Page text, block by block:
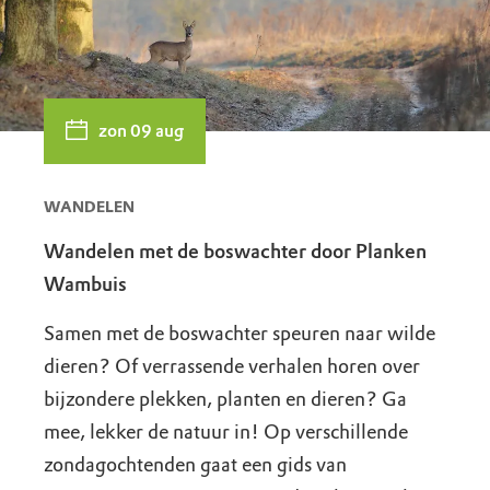
zon 09 aug
WANDELEN
Wandelen met de boswachter door Planken
Wambuis
Samen met de boswachter speuren naar wilde
dieren? Of verrassende verhalen horen over
bijzondere plekken, planten en dieren? Ga
mee, lekker de natuur in! Op verschillende
zondagochtenden gaat een gids van